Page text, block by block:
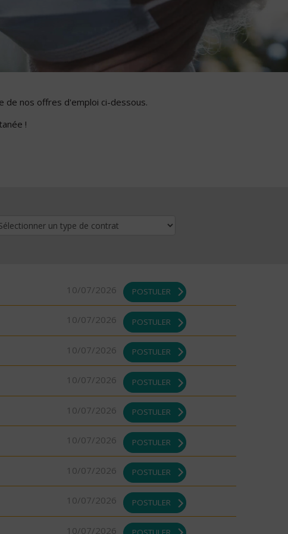
de nos offres d'emploi ci-dessous.
!
10/07/2026 POSTULER
10/07/2026 POSTULER
10/07/2026 POSTULER
10/07/2026 POSTULER
10/07/2026 POSTULER
10/07/2026 POSTULER
10/07/2026 POSTULER
10/07/2026 POSTULER
10/07/2026